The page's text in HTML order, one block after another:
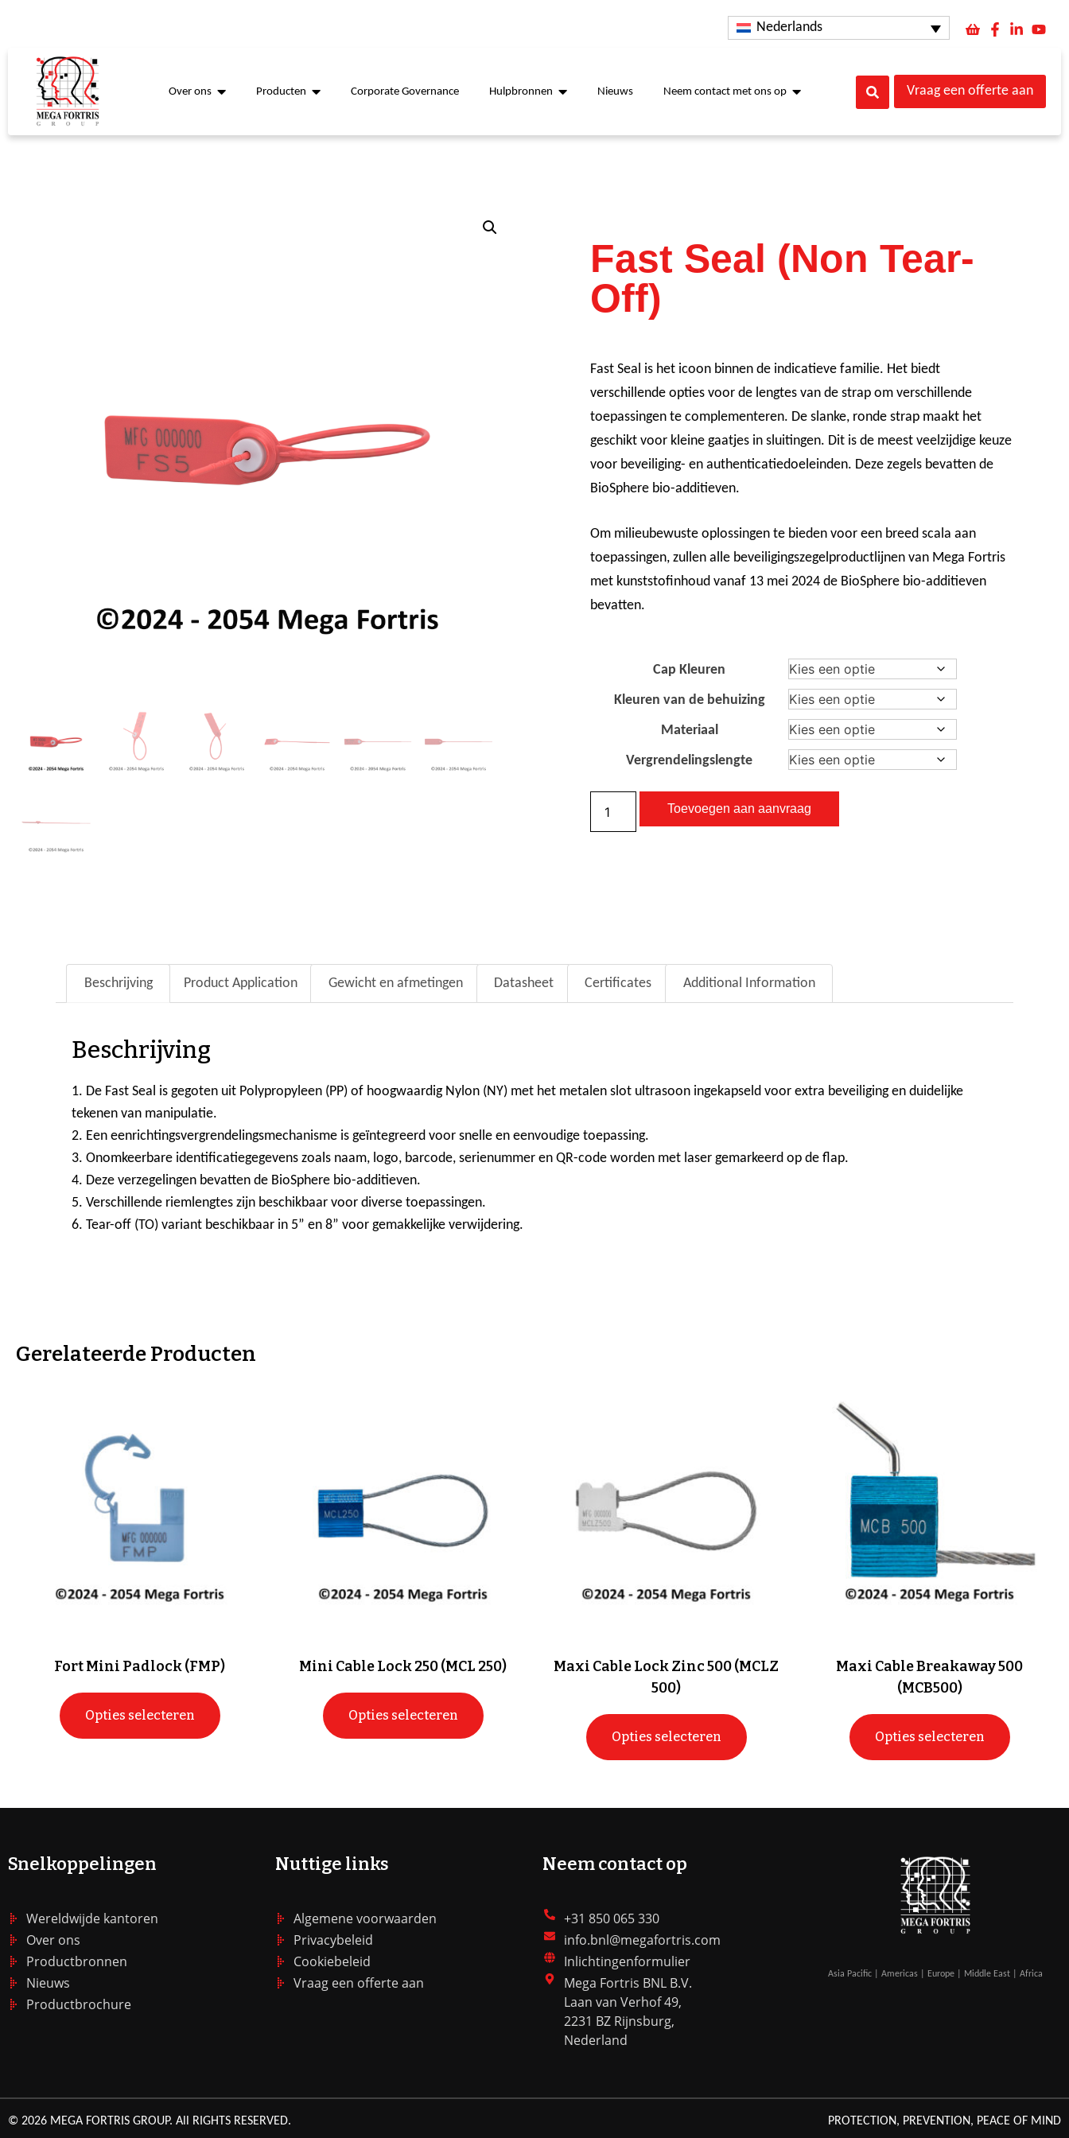
Nederlands
Over ons Producten Corporate Governance Hulpbronnen Nieuws Neem contact met ons op Vraag een offerte aan
Fast Seal (Non Tear-
Off)
Fast Seal is het icoon binnen de indicatieve familie. Het biedt
verschillende opties voor de lengtes van de strap om verschillende
toepassingen te complementeren. De slanke, ronde strap maakt het
geschikt voor kleine gaatjes in sluitingen. Dit is de meest veelzijdige keuze
voor beveiliging- en authenticatiedoeleinden. Deze zegels bevatten de
BioSphere bio-additieven.
Om milieubewuste oplossingen te bieden voor een breed scala aan
toepassingen, zullen alle beveiligingszegelproductlijnen van Mega Fortris
met kunststofinhoud vanaf 13 mei 2024 de BioSphere bio-additieven
bevatten.
Cap Kleuren
Kleuren van de behuizing
Materiaal
Vergrendelingslengte
Toevoegen aan aanvraag
Beschrijving Product Application Gewicht en afmetingen Datasheet Certificates Additional Information
Beschrijving
1. De Fast Seal is gegoten uit Polypropyleen (PP) of hoogwaardig Nylon (NY) met het metalen slot ultrasoon ingekapseld voor extra beveiliging en duidelijke
tekenen van manipulatie.
2. Een eenrichtingsvergrendelingsmechanisme is geïntegreerd voor snelle en eenvoudige toepassing.
3. Onomkeerbare identificatiegegevens zoals naam, logo, barcode, serienummer en QR-code worden met laser gemarkeerd op de flap.
4. Deze verzegelingen bevatten de BioSphere bio-additieven.
5. Verschillende riemlengtes zijn beschikbaar voor diverse toepassingen.
6. Tear-off (TO) variant beschikbaar in 5” en 8” voor gemakkelijke verwijdering.
Gerelateerde Producten
Fort Mini Padlock (FMP)
Opties selecteren
Mini Cable Lock 250 (MCL 250)
Opties selecteren
Maxi Cable Lock Zinc 500 (MCLZ
500)
Opties selecteren
Maxi Cable Breakaway 500
(MCB500)
Opties selecteren
Snelkoppelingen
Wereldwijde kantoren
Over ons
Productbronnen
Nieuws
Productbrochure
Nuttige links
Algemene voorwaarden
Privacybeleid
Cookiebeleid
Vraag een offerte aan
Neem contact op
+31 850 065 330
info.bnl@megafortris.com
Inlichtingenformulier
Mega Fortris BNL B.V.
Laan van Verhof 49,
2231 BZ Rijnsburg,
Nederland
Asia Pacific | Americas | Europe | Middle East | Africa
© 2026 MEGA FORTRIS GROUP. All RIGHTS RESERVED. PROTECTION, PREVENTION, PEACE OF MIND